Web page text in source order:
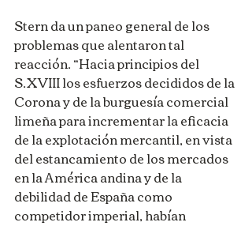
Stern da un paneo general de los
problemas que alentaron tal
reacción. “Hacia principios del
S.XVIII los esfuerzos decididos de la
Corona y de la burguesía comercial
limeña para incrementar la eficacia
de la explotación mercantil, en vista
del estancamiento de los mercados
en la América andina y de la
debilidad de España como
competidor imperial, habían